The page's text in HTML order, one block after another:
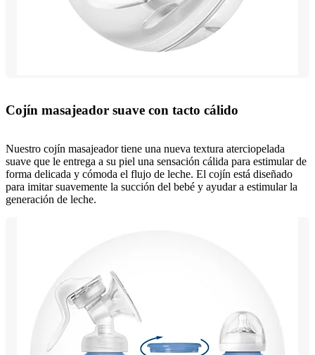
Cojín masajeador suave con tacto cálido
Nuestro cojín masajeador tiene una nueva textura aterciopelada
suave que le entrega a su piel una sensación cálida para estimular de
forma delicada y cómoda el flujo de leche. El cojín está diseñado
para imitar suavemente la succión del bebé y ayudar a estimular la
generación de leche.